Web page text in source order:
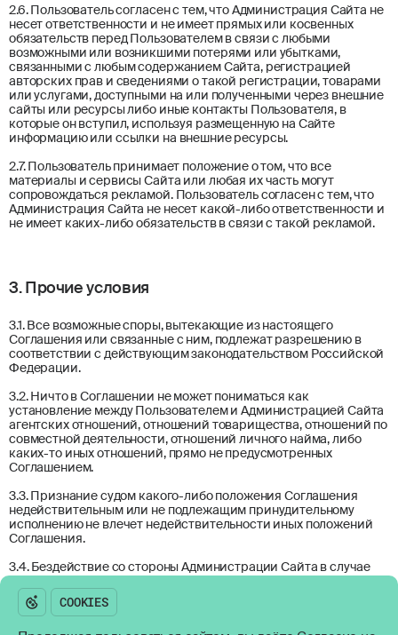
2.6. Пользователь согласен с тем, что Администрация Сайта не
несет ответственности и не имеет прямых или косвенных
обязательств перед Пользователем в связи с любыми
возможными или возникшими потерями или убытками,
связанными с любым содержанием Сайта, регистрацией
авторских прав и сведениями о такой регистрации, товарами
или услугами, доступными на или полученными через внешние
сайты или ресурсы либо иные контакты Пользователя, в
которые он вступил, используя размещенную на Сайте
информацию или ссылки на внешние ресурсы.
2.7. Пользователь принимает положение о том, что все
материалы и сервисы Сайта или любая их часть могут
сопровождаться рекламой. Пользователь согласен с тем, что
Администрация Сайта не несет какой-либо ответственности и
не имеет каких-либо обязательств в связи с такой рекламой.
3. Прочие условия
3.1. Все возможные споры, вытекающие из настоящего
Соглашения или связанные с ним, подлежат разрешению в
соответствии с действующим законодательством Российской
Федерации.
3.2. Ничто в Соглашении не может пониматься как
установление между Пользователем и Администрацией Сайта
агентских отношений, отношений товарищества, отношений по
совместной деятельности, отношений личного найма, либо
каких-то иных отношений, прямо не предусмотренных
Соглашением.
3.3. Признание судом какого-либо положения Соглашения
недействительным или не подлежащим принудительному
исполнению не влечет недействительности иных положений
Соглашения.
3.4. Бездействие со стороны Администрации Сайта в случае
нарушения кем-либо из Пользователей положений
Соглашения не лишает Администрацию Сайта права
предпринять позднее соответствующие действия в защиту
Возникли вопросы?
Оставьте свои контакты и
СВЯЗАТЬСЯ
Политика обработки персональных данных
Согласие на обработку персональных данных
Пользовательское соглашение